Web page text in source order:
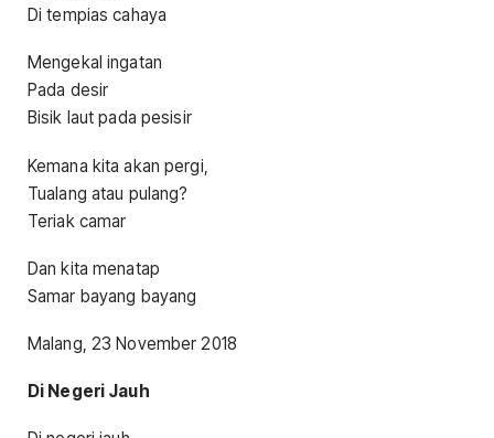
Di tempias cahaya
Mengekal ingatan
Pada desir
Bisik laut pada pesisir
Kemana kita akan pergi,
Tualang atau pulang?
Teriak camar
Dan kita menatap
Samar bayang bayang
Malang, 23 November 2018
Di Negeri Jauh